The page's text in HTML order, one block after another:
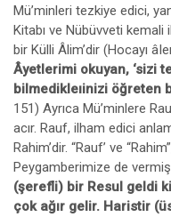
Mü’minleri tezkiye edici,
Kitabı ve Nübüvveti
bir Külli Âlim’dir (Hocayı
Âyetlerimi okuyan, ‘sizi
bilmedikleıinizi öğreten
151) Ayrıca Mü’minlere
acır. Rauf, ilham edici
Rahim’dir. “Rauf’ ve
Peygamberimize de
(şerefli) bir Resul geldi
çok ağır gelir. Haristir